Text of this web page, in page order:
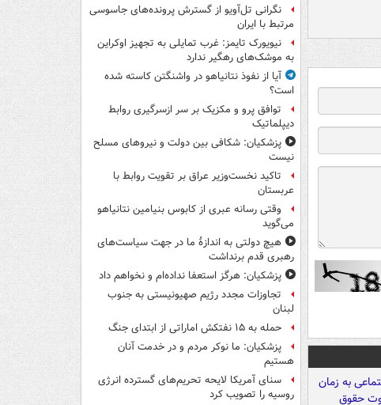
نگرانی تل‌آویو از گسترش پرونده‌های جاسوسی
مرتبط با ایران
نیویورک تایمز: غرب تمایلی به تجهیز اوکراین
به موشک‌های رهگیر ندارد
آیا از نفوذ نتانیاهو در واشنگتن کاسته شده
است؟
توافق پرو و مکزیک بر سر ازسرگیری روابط
دیپلماتیک
پزشکیان: شکافی بین دولت و نیروهای مسلح
نیست
تاکید نخست‌وزیر عراق بر تقویت روابط با
عربستان
وقتی رسانه عبری از کابوس بنیامین نتانیاهو
می‌گوید
هیچ دولتی به اندازۀ ما در جهت سیاست‌های
رهبری قدم برنداشت
پزشکیان: هرگز استعفا نداده‌ام و نخواهم داد
تجاوزات مجدد رژیم صهیونیستی به جنوب
لبنان
حمله به ۱۵ نفتکش‌ اماراتی از ابتدای جنگ
پزشکیان: ما نوکر مردم و در خدمت آنان
هستیم
سنای آمریکا لایحه تحریم‌های گسترده انرژی
روسیه را تصویب کرد